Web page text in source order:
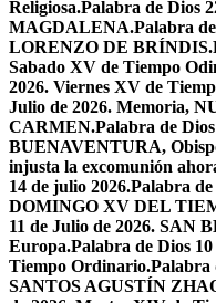
Religiosa.Palabra de Dios
MAGDALENA.Palabra
LORENZO DE BRÍNDIS.
Sabado XV de Tiempo
2026. Viernes XV de
Julio de 2026. Memoria,
CARMEN.Palabra de
BUENAVENTURA,
injusta la excomunión
14 de julio 2026.Palabra de
DOMINGO XV DEL
11 de Julio de 2026. SAN
Europa.Palabra de Dios
Tiempo Ordinario.Palabra
SANTOS AGUSTÍN